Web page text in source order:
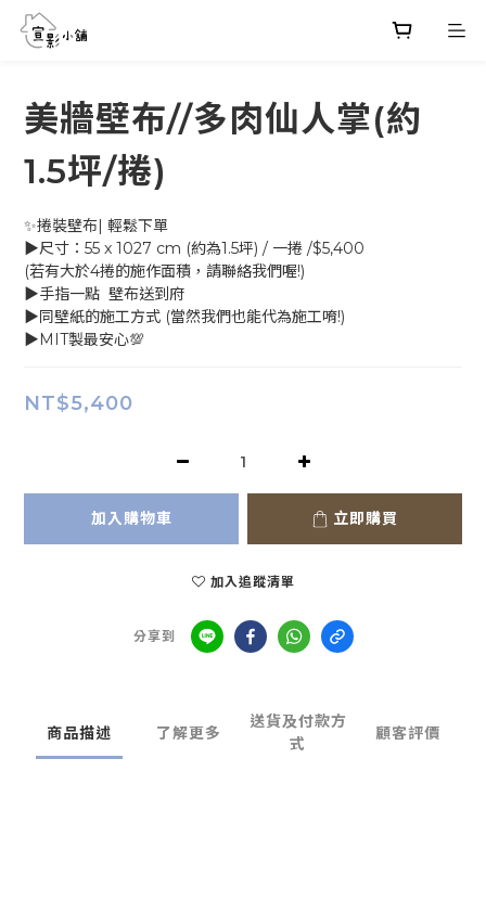
美牆壁布//多肉仙人掌(約
1.5坪/捲)
✨捲裝壁布| 輕鬆下單
▶尺寸：55 x 1027 cm (約為1.5坪) / 一捲 /$5,400
(若有大於4捲的施作面積，請聯絡我們喔!)
▶手指一點  壁布送到府
▶同壁紙的施工方式 (當然我們也能代為施工唷!)
▶MIT製最安心💯
NT$5,400
加入購物車 立即購買
加入追蹤清單
分享到
商品描述 了解更多
送貨及付款方
式
顧客評價